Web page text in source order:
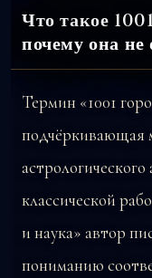
Что такое
почему она не
Термин «1001
подчёркивающая
классической
и наука» автор
пониманию